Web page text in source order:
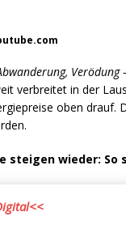
verbreitet in der
oben
steigen wieder: So